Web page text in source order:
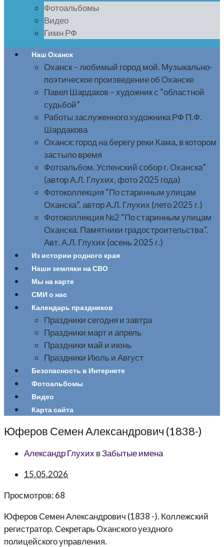
Фотоальбомы
Видео
Гимн РФ
Наш Оханск
Оханск – любимый город мой. Музыкально-
поэтическое произведение об Оханске
Павел Шардаков – художник с “областной
судьбой”
Работы заслуженного художника РФ П.Ф.
Шардакова
Оханск: город на берегу реки Кама, в котором
застыло время
Фотоальбом. Успенский собор г. Оханска”
(автор А.Л. Глухих, фото 2025 года)
Фотоколлекция “По старинным улицам
Оханска”. автор А.Л. Глухих (лето 2025 г.)
Фотоколлекция №2 “По старинным улицам
Оханска. Памятники градостроительства”.
Авт. А.Л. Глухих (осень 2025 г.)
Из истории родного края
Наши земляки на СВО
Мы на карте
СМИ о нас
Календарь праздников
Праздники сегодня и завтра
Праздники март и апрель
Праздники май и июнь
Праздники Июль и Август
Безопасность в Интернете
Фотоальбомы
Видео
Карта сайта
Юферов Семен Александрович (1838-)
Александр Глухих вЗабытые имена
15.05.2026
Просмотров: 68
Юферов Семен Александрович (1838 -). Коллежский
регистратор. Секретарь Оханского уездного
полицейского управления.